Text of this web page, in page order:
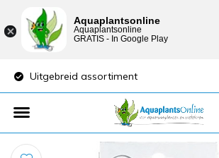
Uitgebreid assortiment
Aquaplantsonline
Aquaplantsonline
GRATIS - In Google Play